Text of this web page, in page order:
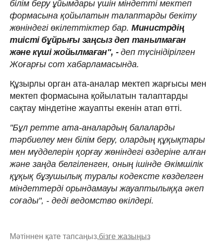
білім беру ұйымдары үшін міндетті мектеп
формасына қойылатын талаптарды бекіту
жөніндегі өкілеттіктер бар. Министрдің
тиісті бұйрығы заңсыз деп танылмаған
және күші жойылмаған", - деп түсінідірілген
Жоғарғы сот хабарламасында.
Құзырлы орган ата-аналар мектеп жарғысы мен
мектеп формасына қойылатын талаптарды
сақтау міндетіне жауапты екенін атап өтті.
"Бұл ретте ата-аналардың балаларды
тәрбиелеу мен білім беру, олардың құқықтары
мен мүдделерін қорғау жөніндегі өздеріне алған
және заңда белгіленген, оның ішінде Әкімшілік
құқық бұзушылық туралы кодексте көзделген
міндеттерді орындамауы жауаптылыққа әкеп
соғады", - деді ведомство өкілдері.
Мәтіннен қате тапсаңыз,бізге жазыңыз